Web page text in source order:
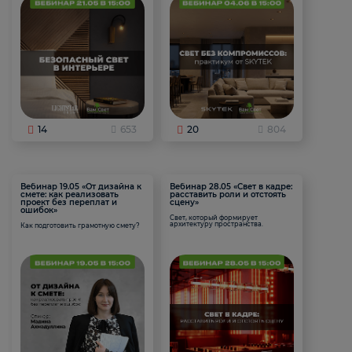
14 653 20 804
Вебинар 19.05 «От дизайна к
смете: как реализовать
проект без переплат и
ошибок»
Как подготовить грамотную смету?
Вебинар 28.05 «Свет в кадре:
расставить роли и отстоять
сцену»
Свет, который формирует
архитектуру пространства.